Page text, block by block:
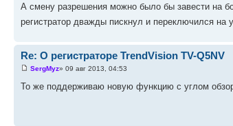
А смену разрешения можно было бы завести на
регистратор дважды пискнул и переключился на
Re: О регистраторе TrendVision TV-Q5NV
SergMyz» 09 авг 2013, 04:53
То же поддерживаю новую функцию с углом